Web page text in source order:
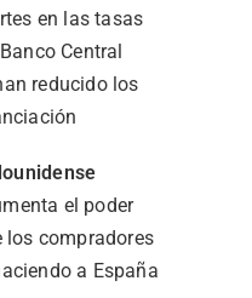
en lastasas
Banco Central
reducido los
el poder
los compradores
a España